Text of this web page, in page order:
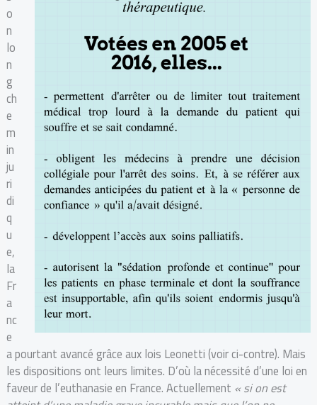
o
n
lo
n
g
ch
e
m
in
ju
ri
di
q
u
e,
la
Fr
a
nc
e
a pourtant avancé grâce aux lois Leonetti (voir ci-contre). Mais
les dispositions ont leurs limites. D’où la nécessité d’une loi en
faveur de l’euthanasie en France. Actuellement « si on est